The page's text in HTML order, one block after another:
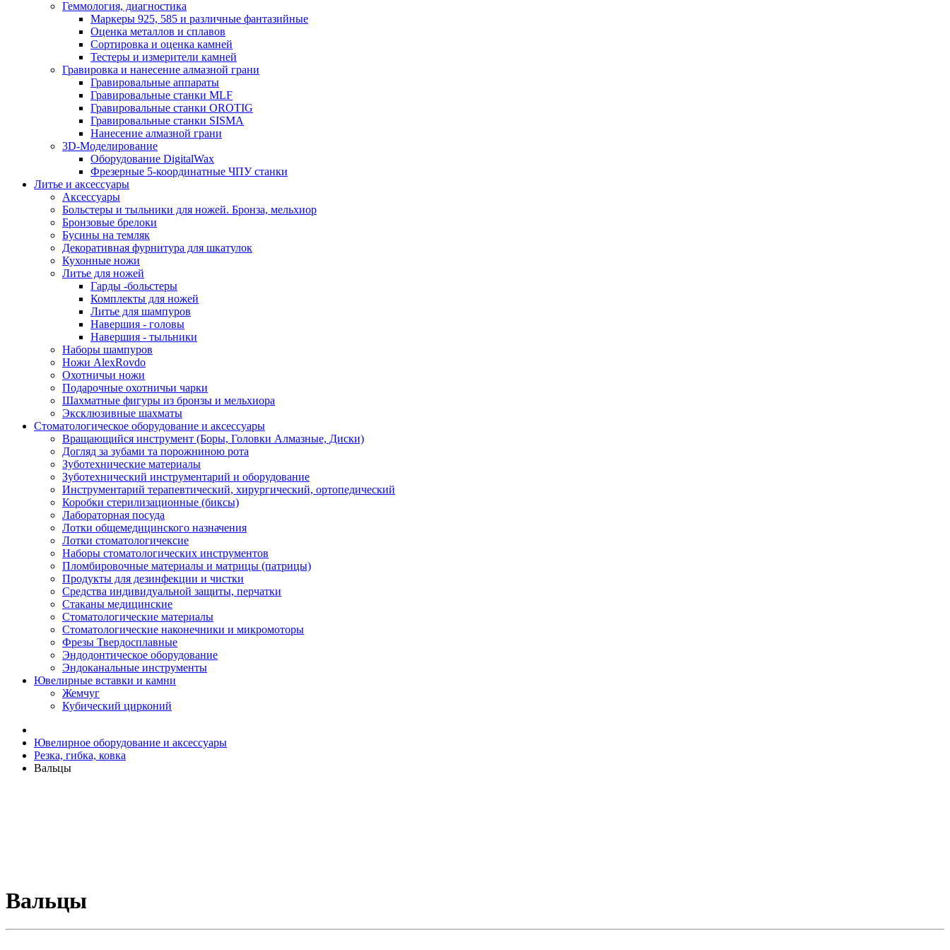
Геммология, диагностика
Маркеры 925, 585 и различные фантазийные
Оценка металлов и сплавов
Сортировка и оценка камней
Тестеры и измерители камней
Гравировка и нанесение алмазной грани
Гравировальные аппараты
Гравировальные станки MLF
Гравировальные станки OROTIG
Гравировальные станки SISMA
Нанесение алмазной грани
3D-Моделирование
Оборудование DigitalWax
Фрезерные 5-координатные ЧПУ станки
Литье и аксессуары
Аксессуары
Больстеры и тыльники для ножей. Бронза, мельхиор
Бронзовые брелоки
Бусины на темляк
Декоративная фурнитура для шкатулок
Кухонные ножи
Литье для ножей
Гарды -больстеры
Комплекты для ножей
Литье для шампуров
Навершия - головы
Навершия - тыльники
Наборы шампуров
Ножи AlexRovdo
Охотничьи ножи
Подарочные охотничьи чарки
Шахматные фигуры из бронзы и мельхиора
Эксклюзивные шахматы
Стоматологическое оборудование и аксессуары
Вращающийся инструмент (Боры, Головки Алмазные, Диски)
Догляд за зубами та порожниною рота
Зуботехнические материалы
Зуботехнический инструментарий и оборудование
Инструментарий терапевтический, хирургический, ортопедический
Коробки стерилизационные (биксы)
Лабораторная посуда
Лотки общемедицинского назначения
Лотки стоматологичексие
Наборы стоматологических инструментов
Пломбировочные материалы и матрицы (патрицы)
Продукты для дезинфекции и чистки
Средства индивидуальной защиты, перчатки
Стаканы медицинские
Стоматологические материалы
Стоматологические наконечники и микромоторы
Фрезы Твердосплавные
Эндодонтическое оборудование
Эндоканальные инструменты
Ювелирные вставки и камни
Жемчуг
Кубический цирконий
Ювелирное оборудование и аксессуары
Резка, гибка, ковка
Вальцы
Вальцы